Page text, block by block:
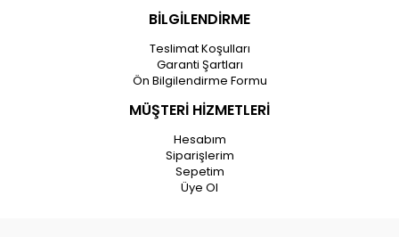
BİLGİLENDİRME
Teslimat Koşulları
Garanti Şartları
Ön Bilgilendirme Formu
MÜŞTERİ HİZMETLERİ
Hesabım
Siparişlerim
Sepetim
Üye Ol